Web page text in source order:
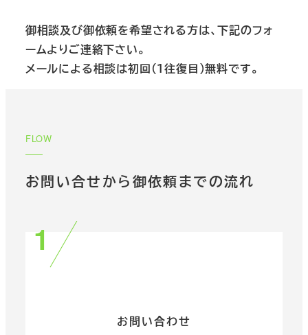
御相談及び御依頼を希望される方は、下記のフォ
ームよりご連絡下さい。
メールによる相談は初回（１往復目）無料です。
FLOW
お問い合せから御依頼までの流れ
お問い合わせ